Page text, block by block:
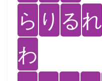
ら り るれ
わ